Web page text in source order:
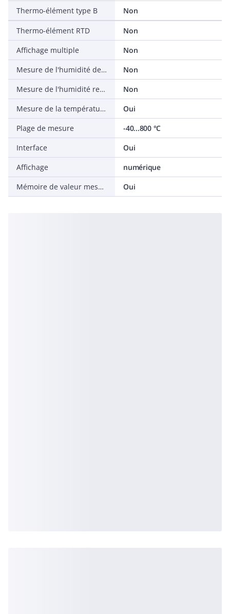
Thermo-élément type B Non
Thermo-élément RTD
Non
Affichage multiple
Non
Mesure de l'humidité des matériaux
Non
Mesure de l'humidité relative de l'air
Non
Mesure de la température différentielle
Oui
Plage de mesure
-40...800 °C
Interface
Oui
Affichage
numérique
Mémoire de valeur mesurée
Oui